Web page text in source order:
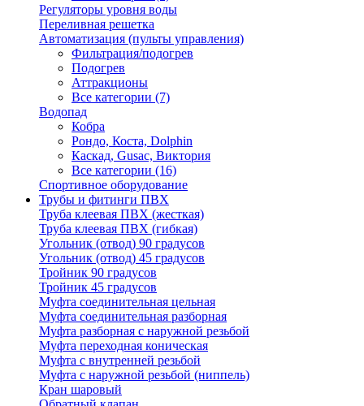
Регуляторы уровня воды
Переливная решетка
Автоматизация (пульты управления)
Фильтрация/подогрев
Подогрев
Аттракционы
Все категории (7)
Водопад
Кобра
Рондо, Коста, Dolphin
Каскад, Gusac, Виктория
Все категории (16)
Спортивное оборудование
Трубы и фитинги ПВХ
Труба клеевая ПВХ (жесткая)
Труба клеевая ПВХ (гибкая)
Угольник (отвод) 90 градусов
Угольник (отвод) 45 градусов
Тройник 90 градусов
Тройник 45 градусов
Муфта соединительная цельная
Муфта соединительная разборная
Муфта разборная с наружной резьбой
Муфта переходная коническая
Муфта с внутренней резьбой
Муфта с наружной резьбой (ниппель)
Кран шаровый